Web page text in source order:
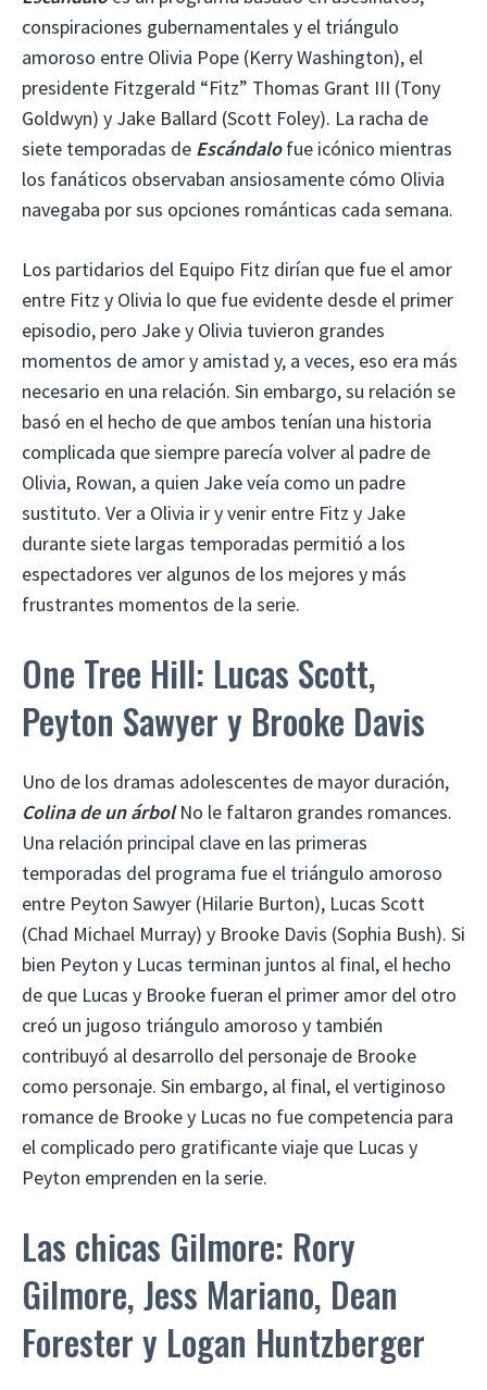
conspiraciones gubernamentales y el triángulo
amoroso entre Olivia Pope (Kerry Washington), el
presidente Fitzgerald “Fitz” Thomas Grant III (Tony
Goldwyn) y Jake Ballard (Scott Foley). La racha de
siete temporadas de Escándalofue icónico mientras
los fanáticos observaban ansiosamente cómo Olivia
navegaba por sus opciones románticas cada semana.
Los partidarios del Equipo Fitz dirían que fue el amor
entre Fitz y Olivia lo que fue evidente desde el primer
episodio, pero Jake y Olivia tuvieron grandes
momentos de amor y amistad y, a veces, eso era más
necesario en una relación. Sin embargo, su relación se
basó en el hecho de que ambos tenían una historia
complicada que siempre parecía volver al padre de
Olivia, Rowan, a quien Jake veía como un padre
sustituto. Ver a Olivia ir y venir entre Fitz y Jake
durante siete largas temporadas permitió a los
espectadores ver algunos de los mejores y más
frustrantes momentos de la serie.
One Tree Hill: Lucas Scott,
Peyton Sawyer y Brooke Davis
Uno de los dramas adolescentes de mayor duración,
Colina de un árbolNo le faltaron grandes romances.
Una relación principal clave en las primeras
temporadas del programa fue el triángulo amoroso
entre Peyton Sawyer (Hilarie Burton), Lucas Scott
(Chad Michael Murray) y Brooke Davis (Sophia Bush). Si
bien Peyton y Lucas terminan juntos al final, el hecho
de que Lucas y Brooke fueran el primer amor del otro
creó un jugoso triángulo amoroso y también
contribuyó al desarrollo del personaje de Brooke
como personaje. Sin embargo, al final, el vertiginoso
romance de Brooke y Lucas no fue competencia para
el complicado pero gratificante viaje que Lucas y
Peyton emprenden en la serie.
Las chicas Gilmore: Rory
Gilmore, Jess Mariano, Dean
Forester y Logan Huntzberger